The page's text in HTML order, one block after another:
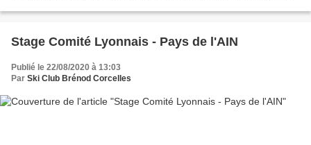
Stage Comité Lyonnais - Pays de l'AIN
Publié le 22/08/2020 à 13:03
Par Ski Club Brénod Corcelles